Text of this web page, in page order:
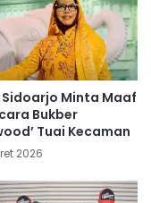
Sidoarjo Minta Maaf
Bukber
Tuai Kecaman
2026